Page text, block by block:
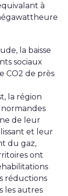
à
la baisse
sociaux
CO2 de près
la région
de leur
et leur
du gaz,
ont
réductions
les autres